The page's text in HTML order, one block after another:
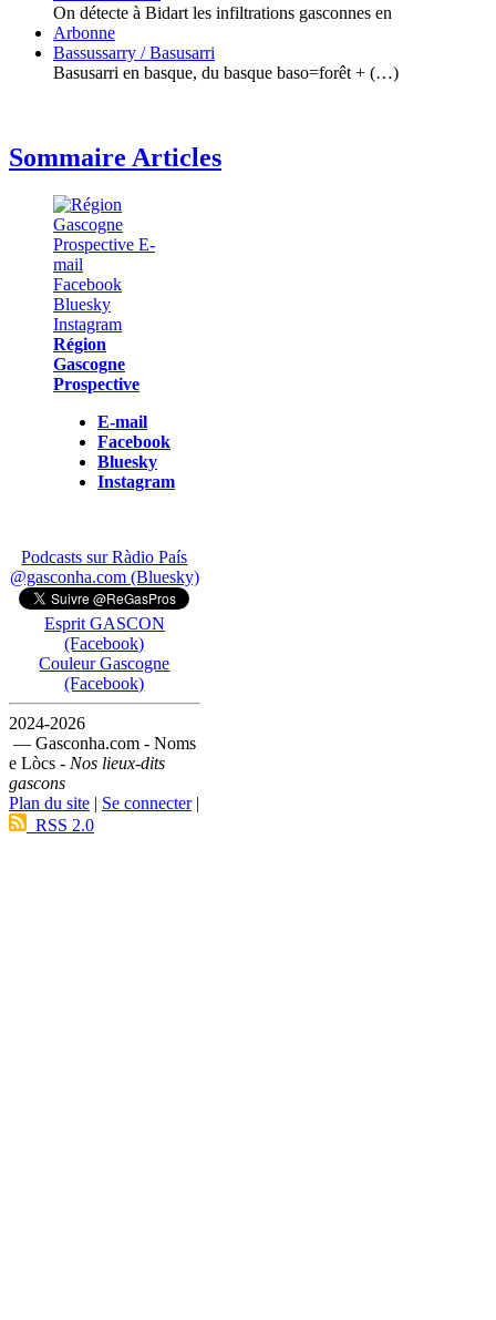
On détecte à Bidart les infiltrations gasconnes en
Arbonne
Bassussarry / Basusarri
Basusarri en basque, du basque baso=forêt + (…)
Sommaire Articles
Région
Gascogne
Prospective
E-mail
Facebook
Bluesky
Instagram
Podcasts sur Ràdio País
@gasconha.com (Bluesky)
Esprit GASCON
(Facebook)
Couleur Gascogne
(Facebook)
2024-2026
— Gasconha.com - Noms
e Lòcs - Nos lieux-dits
gascons
Plan du site | Se connecter|
RSS 2.0